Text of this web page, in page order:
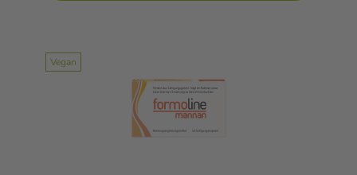
Vegan